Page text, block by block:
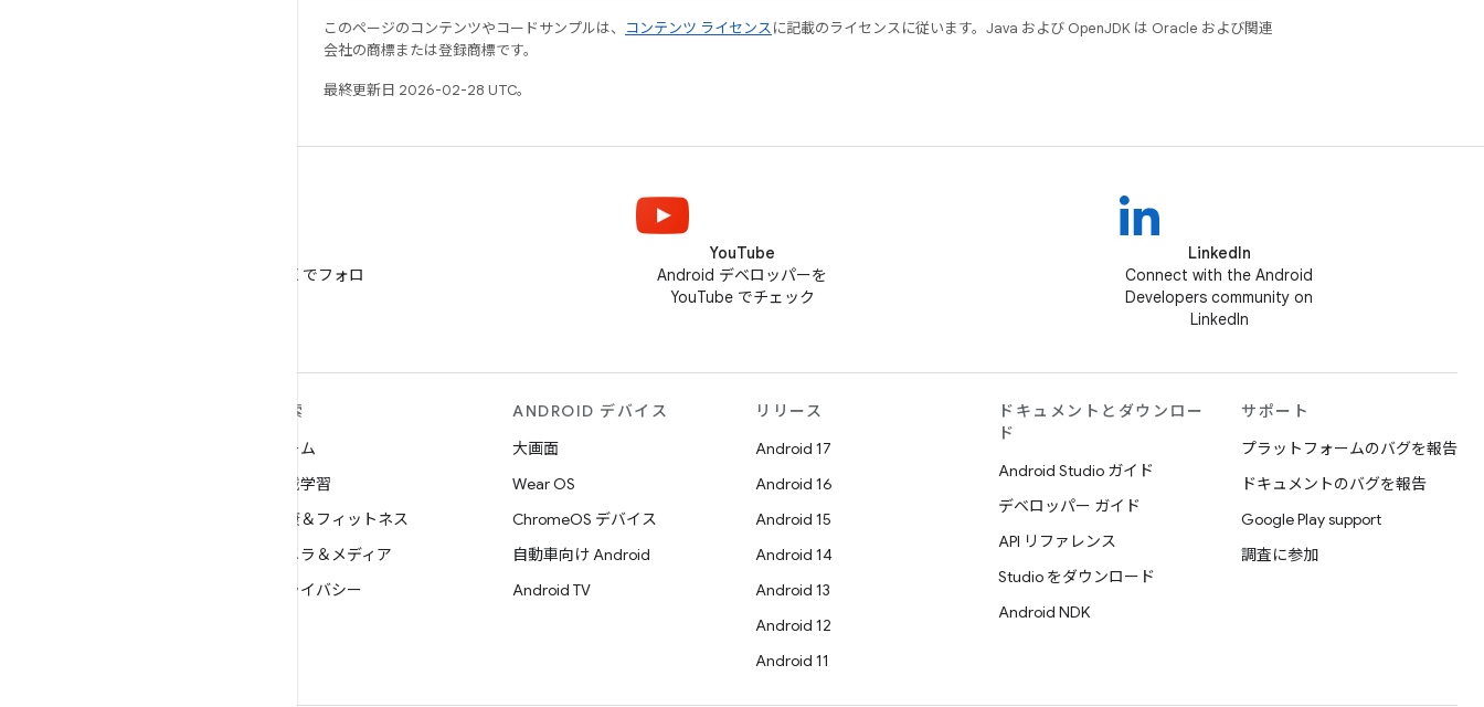
このページのコンテンツやコードサンプルは、 コンテンツ ライセンスに記載のライセンスに従います。Java および OpenJDK は Oracle および関連
会社の商標または登録商標です。
最終更新日 2026-02-28 UTC。
@AndroidDev を X でフォロ
YouTube
Android デベロッパーを
YouTube でチェック
LinkedIn
Connect with the Android
Developers community on
LinkedIn
探索
ゲーム
機械学習
健康＆フィットネス
カメラ＆メディア
プライバシー
ANDROID デバイス
大画面
Wear OS
ChromeOS デバイス
自動車向け Android
Android TV
リリース
Android 17
Android 16
Android 15
Android 14
Android 13
Android 12
Android 11
ドキュメントとダウンロー
ド
Android Studio ガイド
デベロッパー ガイド
API リファレンス
Studio をダウンロード
Android NDK
サポート
プラットフォームのバグを報告
ドキュメントのバグを報告
Google Play support
調査に参加